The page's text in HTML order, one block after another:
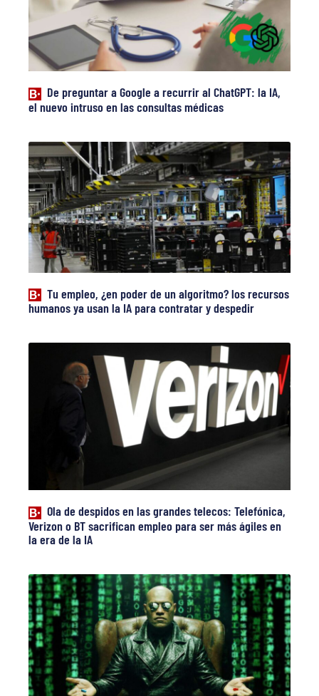
De preguntar a Google a recurrir al ChatGPT: la IA,
el nuevo intruso en las consultas médicas
Tu empleo, ¿en poder de un algoritmo? los recursos
humanos ya usan la IA para contratar y despedir
Ola de despidos en las grandes telecos: Telefónica,
Verizon o BT sacrifican empleo para ser más ágiles en
la era de la IA